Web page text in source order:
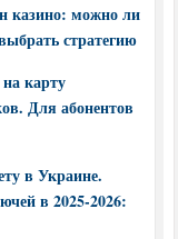
казино: можно ли
стратегию
карту
Для абонентов
в Украине.
в 2025-2026: